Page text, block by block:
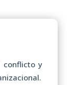
conflicto y